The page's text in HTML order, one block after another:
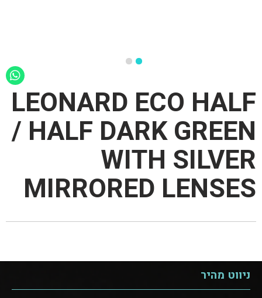
LEONARD ECO HALF
/ HALF DARK GREEN
WITH SILVER
MIRRORED LENSES
ניווט מהיר